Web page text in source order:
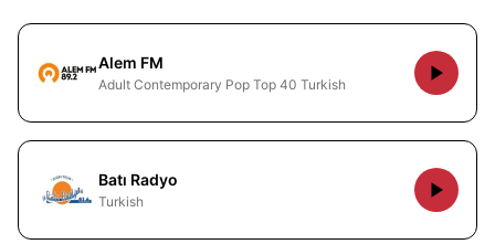
Alem FM
Adult Contemporary Pop Top 40 Turkish
Batı Radyo
Turkish